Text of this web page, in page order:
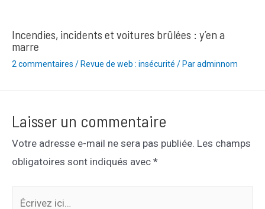
Incendies, incidents et voitures brûlées : y’en a
marre
2 commentaires / Revue de web : insécurité / Paradminnom
Laisser un commentaire
Votre adresse e-mail ne sera pas publiée. Les champs
obligatoires sont indiqués avec *